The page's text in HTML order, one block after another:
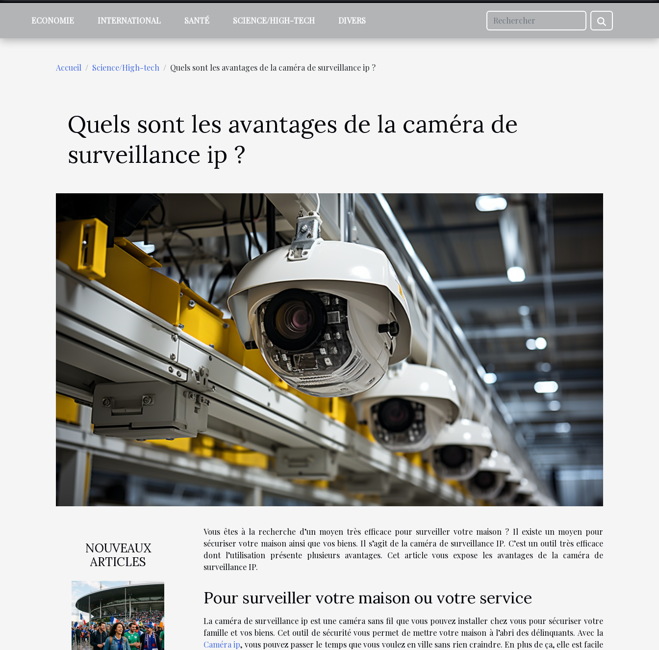
ECONOMIE INTERNATIONAL SANTÉ SCIENCE/HIGH-TECH DIVERS
Accueil Science/High-tech Quels sont les avantages de la caméra de surveillance ip ?
Quels sont les avantages de la caméra de
surveillance ip ?
NOUVEAUX
ARTICLES
Vous êtes à la recherche d’un moyen très efficace pour surveiller votre maison ? Il existe un moyen pour
sécuriser votre maison ainsi que vos biens. Il s’agit de la caméra de surveillance IP. C’est un outil très efficace
dont l’utilisation présente plusieurs avantages. Cet article vous expose les avantages de la caméra de
surveillance IP.
Pour surveiller votre maison ou votre service
La caméra de surveillance ip est une caméra sans fil que vous pouvez installer chez vous pour sécuriser votre
famille et vos biens. Cet outil de sécurité vous permet de mettre votre maison à l’abri des délinquants. Avec la
Caméra ip, vous pouvez passer le temps que vous voulez en ville sans rien craindre. En plus de ça, elle est facile